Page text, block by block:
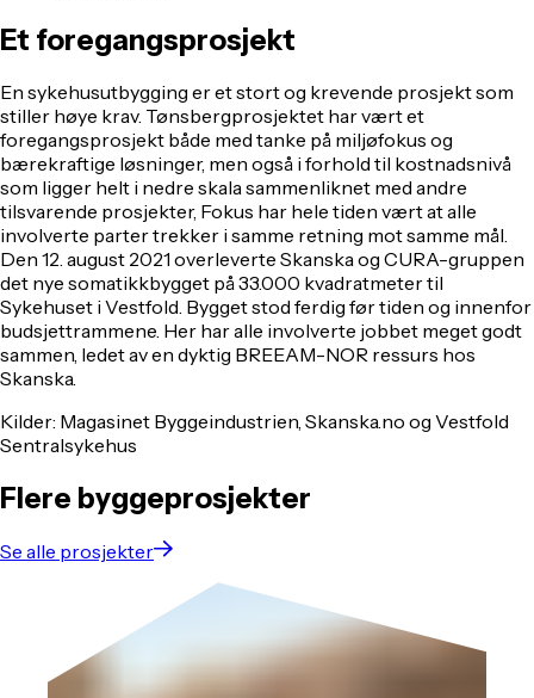
Et foregangsprosjekt
En sykehusutbygging er et stort og krevende prosjekt som
stiller høye krav. Tønsbergprosjektet har vært et
foregangsprosjekt både med tanke på miljøfokus og
bærekraftige løsninger, men også i forhold til kostnadsnivå
som ligger helt i nedre skala sammenliknet med andre
tilsvarende prosjekter, Fokus har hele tiden vært at alle
involverte parter trekker i samme retning mot samme mål.
Den 12. august 2021 overleverte Skanska og CURA-gruppen
det nye somatikkbygget på 33.000 kvadratmeter til
Sykehuset i Vestfold. Bygget stod ferdig før tiden og innenfor
budsjettrammene. Her har alle involverte jobbet meget godt
sammen, ledet av en dyktig BREEAM-NOR ressurs hos
Skanska.
Kilder: Magasinet Byggeindustrien, Skanska.no og Vestfold
Sentralsykehus
Flere byggeprosjekter
Se alle prosjekter